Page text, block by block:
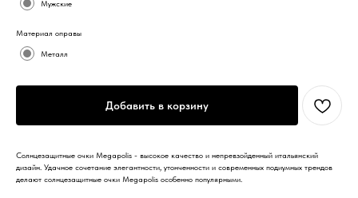
Мужские
Материал оправы
Металл
Добавить в корзину
Солнцезащитные очки Megapolis - высокое качество и непревзойденный итальянский
дизайн. Удачное сочетание элегантности, утонченности и современных подиумных трендов
делают солнцезащитные очки Megapolis особенно популярными.